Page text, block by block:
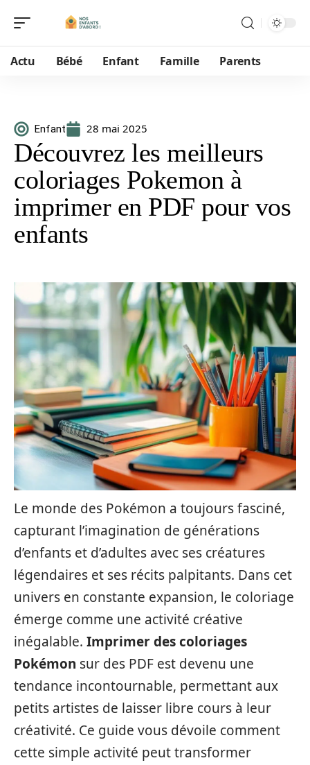
Actu Bébé Enfant Famille Parents
Enfant 28 mai 2025
Découvrez les meilleurs
coloriages Pokemon à
imprimer en PDF pour vos
enfants
Le monde des Pokémon a toujours fasciné,
capturant l’imagination de générations
d’enfants et d’adultes avec ses créatures
légendaires et ses récits palpitants. Dans cet
univers en constante expansion, le coloriage
émerge comme une activité créative
inégalable. Imprimer des coloriages
Pokémon sur des PDF est devenu une
tendance incontournable, permettant aux
petits artistes de laisser libre cours à leur
créativité. Ce guide vous dévoile comment
cette simple activité peut transformer